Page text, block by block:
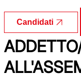
Candidati